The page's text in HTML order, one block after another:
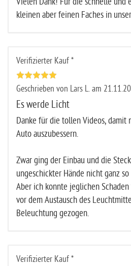
kleinen aber feinen Faches in
Verifizierter Kauf *
Geschrieben von Lars L. am
Es werde Licht
Danke für die tollen Videos, damit
Auto auszubessern.
Zwar ging der Einbau und die
ungeschickter Hände nicht ganz
Aber ich konnte jeglichen
vor dem Austausch des
Beleuchtung gezogen.
Verifizierter Kauf *